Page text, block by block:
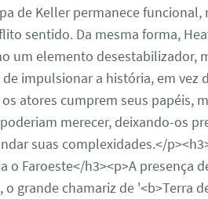
de Keller permanece funcional,
sentido. Da mesma forma,
um elemento desestabilizador,
impulsionar a história, em vez
atores cumprem seus papéis,
merecer, deixando-os
suas complexidades.</
o Faroeste</h3><p>A presença
o grande chamariz de '<b>Terra